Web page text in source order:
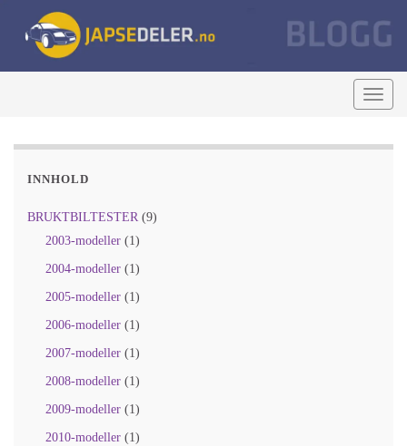
INNHOLD
BRUKTBILTESTER(9)
2003-modeller (1)
2004-modeller (1)
2005-modeller (1)
2006-modeller (1)
2007-modeller (1)
2008-modeller (1)
2009-modeller (1)
2010-modeller (1)